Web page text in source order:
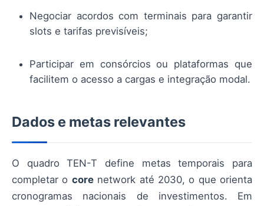
Negociar acordos com terminais para garantir
slots e tarifas previsíveis;
Participar em consórcios ou plataformas que
facilitem o acesso a cargas e integração modal.
Dados e metas relevantes
O quadro TEN-T define metas temporais para
completar o corenetwork até 2030, o que orienta
cronogramas nacionais de investimentos. Em